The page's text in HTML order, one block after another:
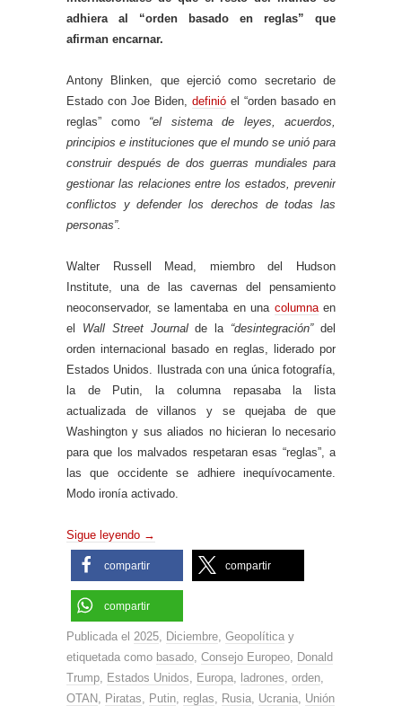
adhiera al “orden basado en reglas” que
afirman encarnar.
Antony Blinken, que ejerció como secretario de
Estado con Joe Biden, definió el “orden basado en
reglas” como “el sistema de leyes, acuerdos,
principios e instituciones que el mundo se unió para
construir después de dos guerras mundiales para
gestionar las relaciones entre los estados, prevenir
conflictos y defender los derechos de todas las
personas”.
Walter Russell Mead, miembro del Hudson
Institute, una de las cavernas del pensamiento
neoconservador, se lamentaba en una columnaen
el Wall Street Journalde la “desintegración”del
orden internacional basado en reglas, liderado por
Estados Unidos. Ilustrada con una única fotografía,
la de Putin, la columna repasaba la lista
actualizada de villanos y se quejaba de que
Washington y sus aliados no hicieran lo necesario
para que los malvados respetaran esas “reglas”, a
las que occidente se adhiere inequívocamente.
Modo ironía activado.
Sigue leyendo →
compartir compartir
compartir
Publicada el 2025 Diciembre Geopolítica y
etiquetada como basado Consejo Europeo
Donald
Trump
Estados Unidos Europa ladrones orden
OTAN
Piratas Putin reglas Rusia Ucrania Unión